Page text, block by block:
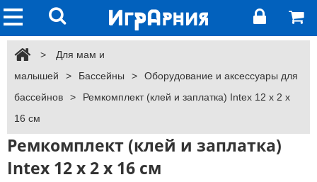
>
Для мам и
малышей
> Бассейны >
Оборудование и аксессуары для
бассейнов
>
Ремкомплект (клей и заплатка) Intex 12 x 2 x
16 см
Ремкомплект (клей и заплатка)
Intex 12 x 2 x 16 см